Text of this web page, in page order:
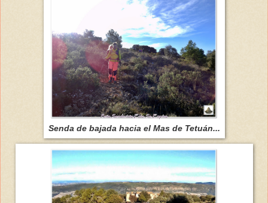
Senda de bajada hacia el Mas de Tetuán...